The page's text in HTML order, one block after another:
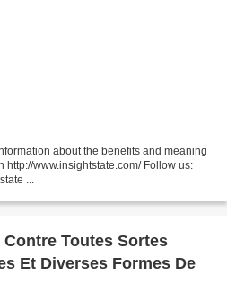
about the benefits and meaning
http://www.insightstate.com/ Follow us:
...
Toutes Sortes
Et Diverses Formes De